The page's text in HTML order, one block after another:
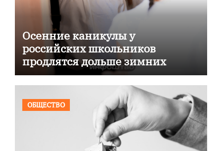
Осенние каникулы у
российских школьников
продлятся дольше зимних
ОБЩЕСТВО